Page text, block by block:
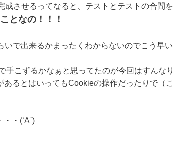
成させるってなると、テストとテストの合間を
となの！！！
で出来るかまったくわからないのでこう早い
手こずるかなぁと思ってたのが今回はすんなり
るとはいってもCookieの操作だったりで（こ
・(‘A`)